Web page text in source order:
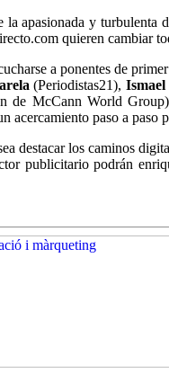
apasionada y turbulenta
quieren cambiar
a ponentes de
(Periodistas21),
de McCann World
acercamiento paso a
destacar los caminos
publicitario podrán